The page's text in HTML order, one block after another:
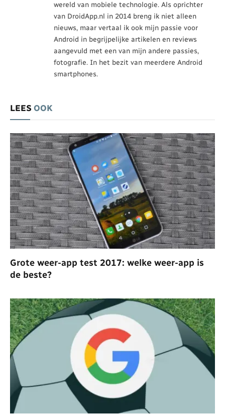
wereld van mobiele technologie. Als oprichter
van DroidApp.nl in 2014 breng ik niet alleen
nieuws, maar vertaal ik ook mijn passie voor
Android in begrijpelijke artikelen en reviews
aangevuld met een van mijn andere passies,
fotografie. In het bezit van meerdere Android
smartphones.
LEES OOK
Grote weer-app test 2017: welke weer-app is
de beste?